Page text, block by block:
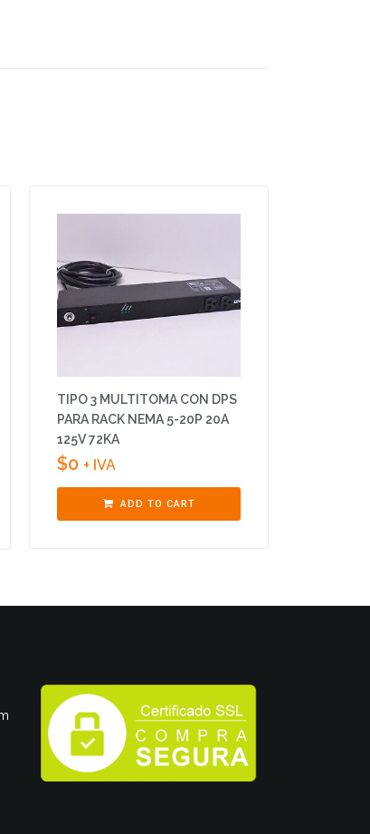
TIPO 3 MULTITOMA CON DPS
PARA RACK NEMA 5-20P 20A
125V 72KA
$0 + IVA
ADD TO CART